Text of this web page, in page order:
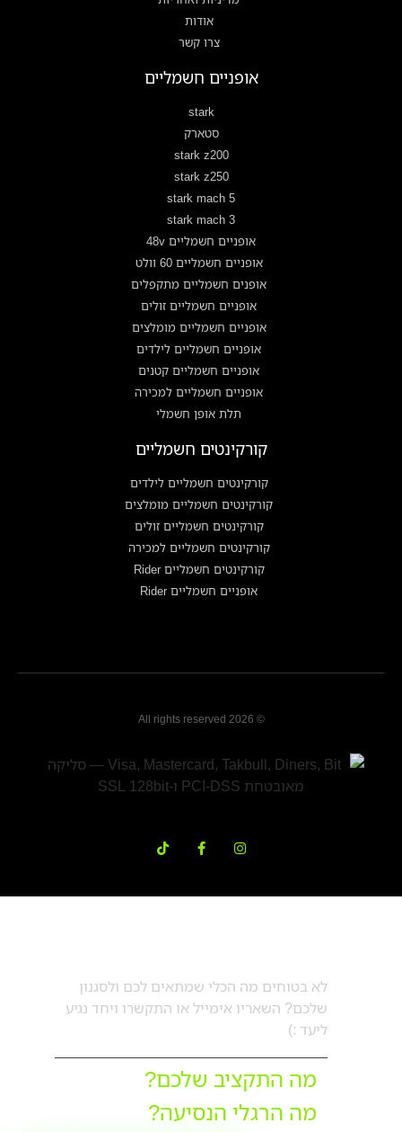
אודות
צרו קשר
אופניים חשמליים
stark
סטארק
stark z200
stark z250
stark mach 5
stark mach 3
אופניים חשמליים 48v
אופניים חשמליים 60 וולט
אופנים חשמליים מתקפלים
אופניים חשמליים זולים
אופניים חשמליים מומלצים
אופניים חשמליים לילדים
אופניים חשמליים קטנים
אופניים חשמליים למכירה
תלת אופן חשמלי
קורקינטים חשמליים
קורקינטים חשמליים לילדים
קורקינטים חשמליים מומלצים
קורקינטים חשמליים זולים
קורקינטים חשמליים למכירה
קורקינטים חשמליים Rider
אופניים חשמליים Rider
© 2026 All rights reserved
לא בטוחים מה הכלי שמתאים לכם ולסגנון
שלכם? השאריו אימייל או התקשרו ויחד נגיע
ליעד :)
מה התקציב שלכם?
מה הרגלי הנסיעה?